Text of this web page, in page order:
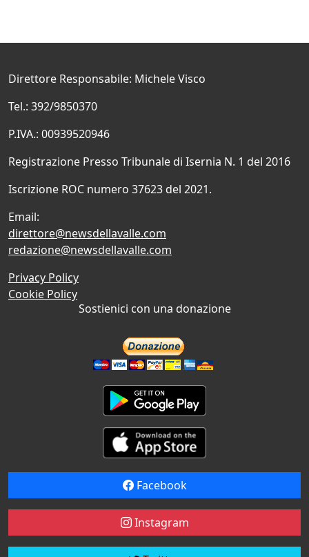
Direttore Responsabile: Michele Visco
Tel.: 392/9850370
P.IVA.: 00939520946
Registrazione Presso Tribunale di Isernia N. 1 del 2016
Iscrizione ROC numero 37623 del 2021.
Email:
direttore@newsdellavalle.com
redazione@newsdellavalle.com
Privacy Policy
Cookie Policy
Sostienici con una donazione
Facebook
Instagram